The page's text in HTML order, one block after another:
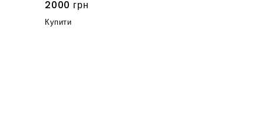
2000 грн
Купити